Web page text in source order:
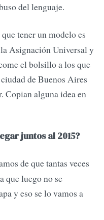
del lenguaje.
tener un modelo es
Asignación Universal y
el bolsillo a los que
de Buenos Aires
Copian alguna idea en
juntos al 2015?
de que tantas veces
que luego no se
y eso se lo vamos a